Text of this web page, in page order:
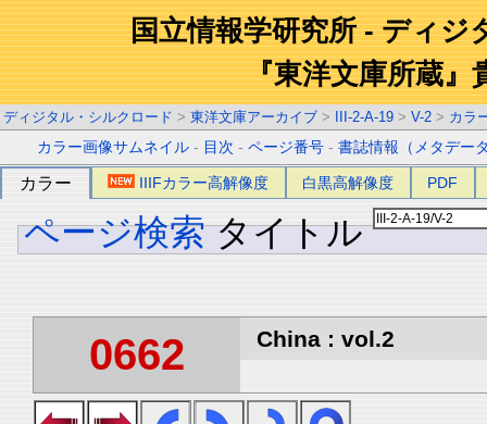
国立情報学研究所 - ディジ
『東洋文庫所蔵』
ディジタル・シルクロード > 東洋文庫アーカイブ > III-2-A-19 > V-2 > カラ
カラー画像サムネイル - 目次 -ページ番号 -書誌情報（メタデー
カラー IIIFカラー高解像度 白黒高解像度 PDF
ページ検索 タイトル
0662 China : vol.2